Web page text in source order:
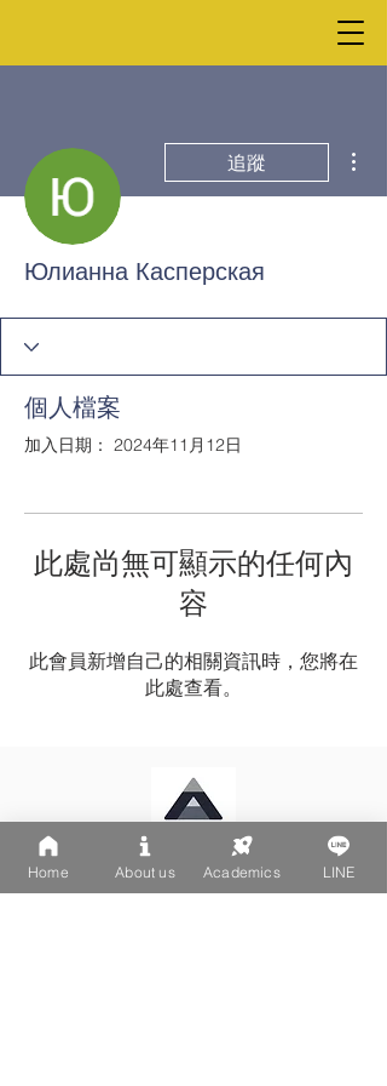
追蹤
Юлианна Касперская
個人檔案
加入日期： 2024年11月12日
此處尚無可顯示的任何內
容
此會員新增自己的相關資訊時，您將在
此處查看。
LINE: @502fvguc
Home About us Academics LINE